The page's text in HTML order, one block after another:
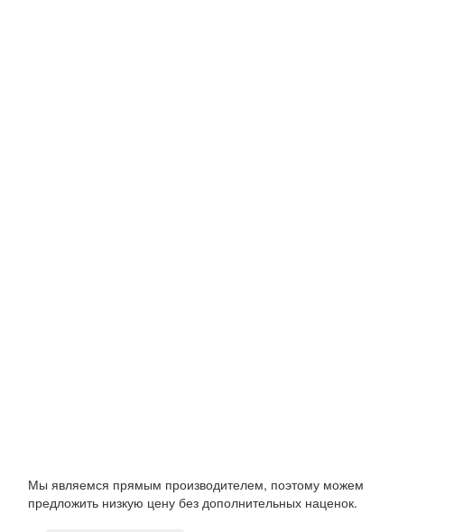
Мы являемся прямым производителем, поэтому можем
предложить низкую цену без дополнительных наценок.